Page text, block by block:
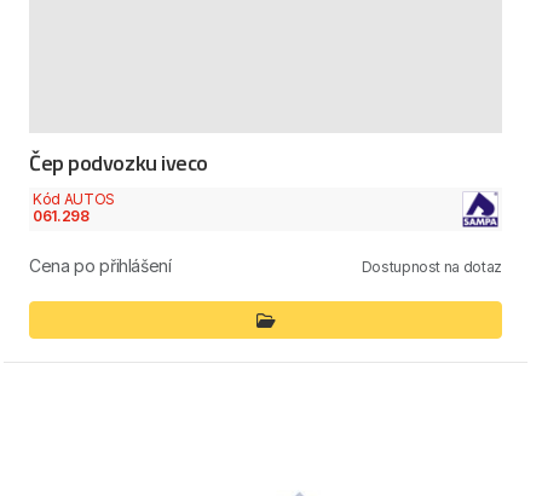
Čep podvozku iveco
Kód AUTOS
061.298
Cena po přihlášení Dostupnost na dotaz